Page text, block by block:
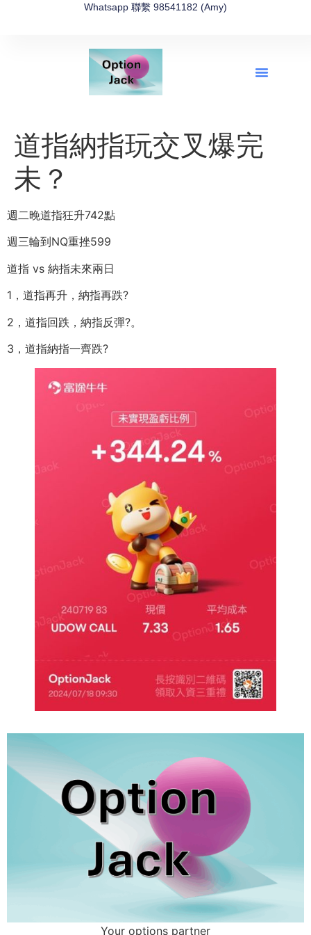
Whatsapp 聯繫 98541182 (Amy)
道指納指玩交叉爆完
未？
週二晚道指狂升742點
週三輪到NQ重挫599
道指 vs 納指未來兩日
1，道指再升，納指再跌?
2，道指回跌，納指反彈?。
3，道指納指一齊跌?
Your options partner